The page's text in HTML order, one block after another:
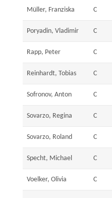
Müller, Franziska C
Poryadin, Vladimir C
Rapp, Peter C
Reinhardt, Tobias C
Sofronov, Anton C
Sovarzo, Regina C
Sovarzo, Roland C
Specht, Michael C
Voelker, Olivia C